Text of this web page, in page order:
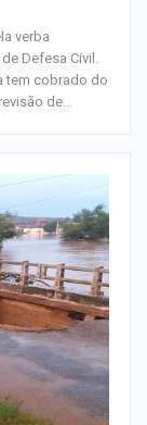
verba
Defesa Civil.
tem cobrado do
de…